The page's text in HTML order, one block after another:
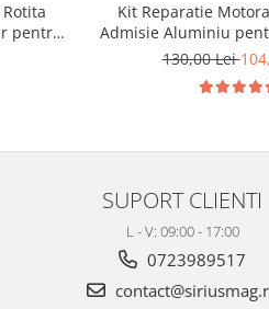
pentru
Kit Reparatie
Admisie Aluminiu
Skoda Seat
130,00 Lei
SUPORT CLIENTI
L - V: 09:00 - 17:00
0723989517